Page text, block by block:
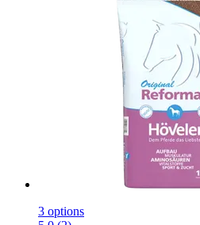
3 options